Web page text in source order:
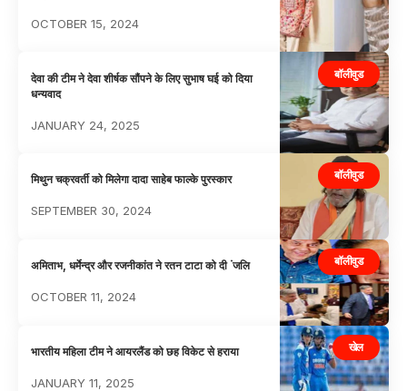
OCTOBER 15, 2024
बॉलीवुड
देवा की टीम ने देवा शीर्षक सौंपने के लिए सुभाष घई को दिया
धन्यवाद
JANUARY 24, 2025
बॉलीवुड
मिथुन चक्रवर्ती को मिलेगा दादा साहेब फाल्के पुरस्कार
SEPTEMBER 30, 2024
बॉलीवुड
अमिताभ, धर्मेन्द्र और रजनीकांत ने रतन टाटा को दी ंजलि
OCTOBER 11, 2024
खेल
भारतीय महिला टीम ने आयरलैंड को छह विकेट से हराया
JANUARY 11, 2025